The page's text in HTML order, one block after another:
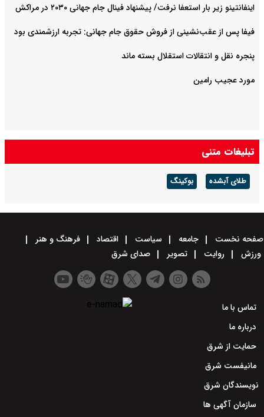
اینفانتینو زیر بار استعفا نرفت/ پیشنهاد فینال جام جهانی ۲۰۳۰ در مراکش
فیفا پس از عقب‌نشینی از فروش حقوق جام جهانی: تجربه ارزشمندی بود
پنجره نقل و انتقالات استقلال بسته ماند
مورد عجیب رامین
تبلیغات متنی
طلای آبشده بوکینگ
صفحه نخست جامعه سیاست اقتصاد
فرهنگ و هنر
ورزش
روایت تصویر صدای شرق
تماس با ما
درباره ما
حمایت از شرق
مانیفست شرق
نویسندگان شرق
سازمان آگهی ها